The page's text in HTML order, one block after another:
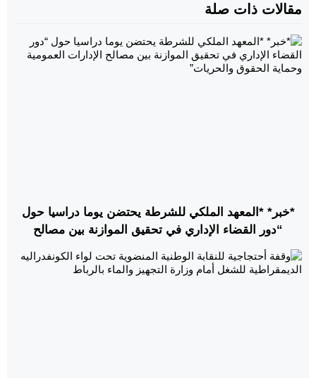
مقالات ذات صلة
*خبر* *المعهد الملكي للشرطة يحتضن يوما دراسيا حول
“دور القضاء الإداري في تحقيق الموازنة بين مصالح
الإدارات العمومية وحماية الحقوق والحريات”